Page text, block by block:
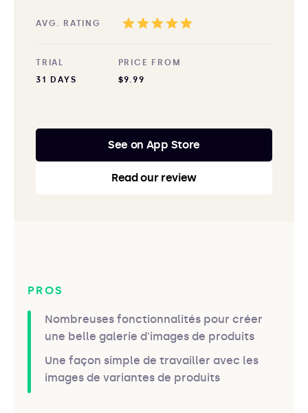
AVG. RATING
TRIAL
31 DAYS
PRICE FROM
$9.99
See on App Store
Read our review
PROS
Nombreuses fonctionnalités pour créer
une belle galerie d'images de produits
Une façon simple de travailler avec les
images de variantes de produits